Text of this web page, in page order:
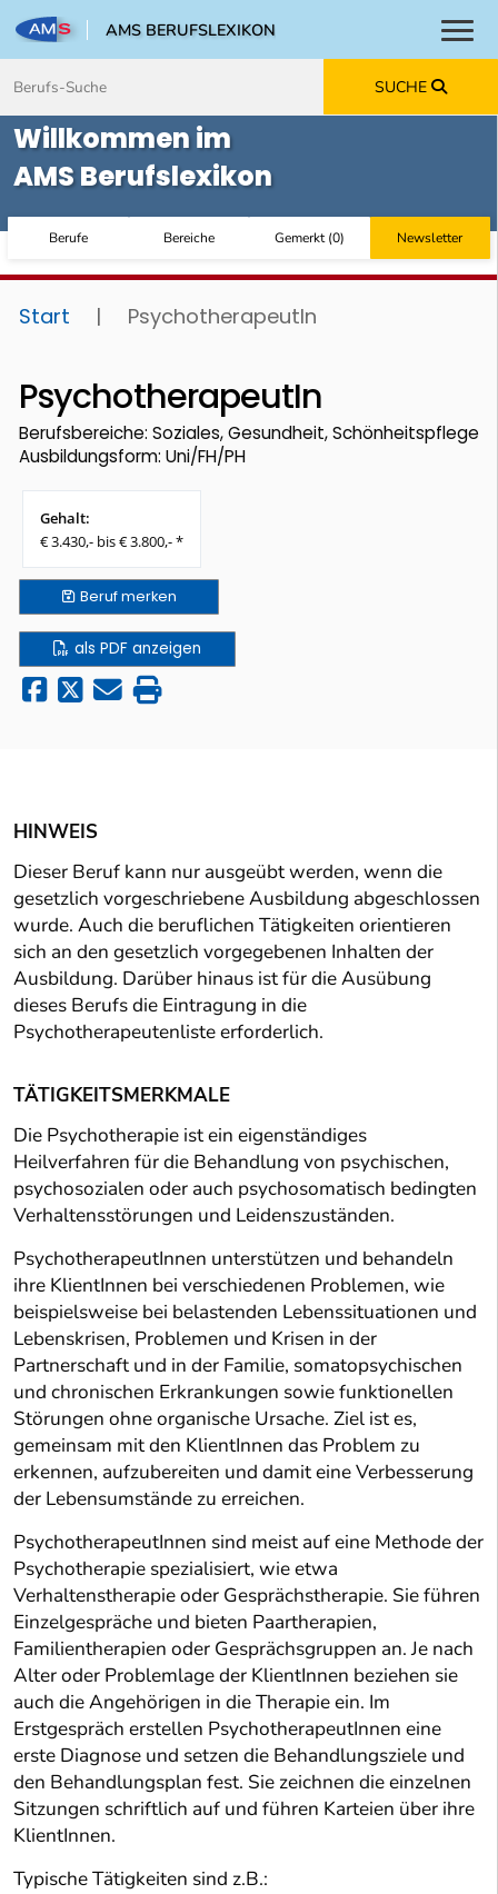
AMS BERUFSLEXIKON
SUCHE
Willkommen im
AMS Berufslexikon
Berufe Bereiche Gemerkt(0) Newsletter
Start | PsychotherapeutIn
PsychotherapeutIn
Berufsbereiche: Soziales, Gesundheit, Schönheitspflege
Ausbildungsform: Uni/FH/PH
Gehalt:
€ 3.430,- bis € 3.800,- *
Berufmerken
als PDF anzeigen
HINWEIS
Dieser Beruf kann nur ausgeübt werden, wenn die
gesetzlich vorgeschriebene Ausbildung abgeschlossen
wurde. Auch die beruflichen Tätigkeiten orientieren
sich an den gesetzlich vorgegebenen Inhalten der
Ausbildung. Darüber hinaus ist für die Ausübung
dieses Berufs die Eintragung in die
Psychotherapeutenliste erforderlich.
TÄTIGKEITSMERKMALE
Die Psychotherapie ist ein eigenständiges
Heilverfahren für die Behandlung von psychischen,
psychosozialen oder auch psychosomatisch bedingten
Verhaltensstörungen und Leidenszuständen.
PsychotherapeutInnen unterstützen und behandeln
ihre KlientInnen bei verschiedenen Problemen, wie
beispielsweise bei belastenden Lebenssituationen und
Lebenskrisen, Problemen und Krisen in der
Partnerschaft und in der Familie, somatopsychischen
und chronischen Erkrankungen sowie funktionellen
Störungen ohne organische Ursache. Ziel ist es,
gemeinsam mit den KlientInnen das Problem zu
erkennen, aufzubereiten und damit eine Verbesserung
der Lebensumstände zu erreichen.
PsychotherapeutInnen sind meist auf eine Methode der
Psychotherapie spezialisiert, wie etwa
Verhaltenstherapie oder Gesprächstherapie. Sie führen
Einzelgespräche und bieten Paartherapien,
Familientherapien oder Gesprächsgruppen an. Je nach
Alter oder Problemlage der KlientInnen beziehen sie
auch die Angehörigen in die Therapie ein. Im
Erstgespräch erstellen PsychotherapeutInnen eine
erste Diagnose und setzen die Behandlungsziele und
den Behandlungsplan fest. Sie zeichnen die einzelnen
Sitzungen schriftlich auf und führen Karteien über ihre
KlientInnen.
Typische Tätigkeiten sind z.B.: